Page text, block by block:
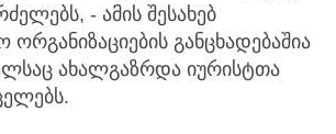
- ამის შესახებ
განცხადებაშია
ახალგაზრდა იურისტთა